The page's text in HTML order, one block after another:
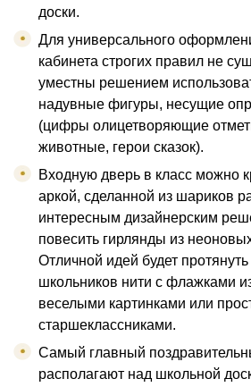
доски.
Для универсального
кабинета строгих правил не
уместны решением
надувные фигуры, несущие
(цифры олицетворяющие
животные, герои сказок).
Входную дверь в класс можно
аркой, сделанной из шариков
интересным дизайнерским
повесить гирлянды из
Отличной идей будет
школьников нити с флажками
веселыми картинками или
старшеклассниками.
Самый главный
располагают над школьной